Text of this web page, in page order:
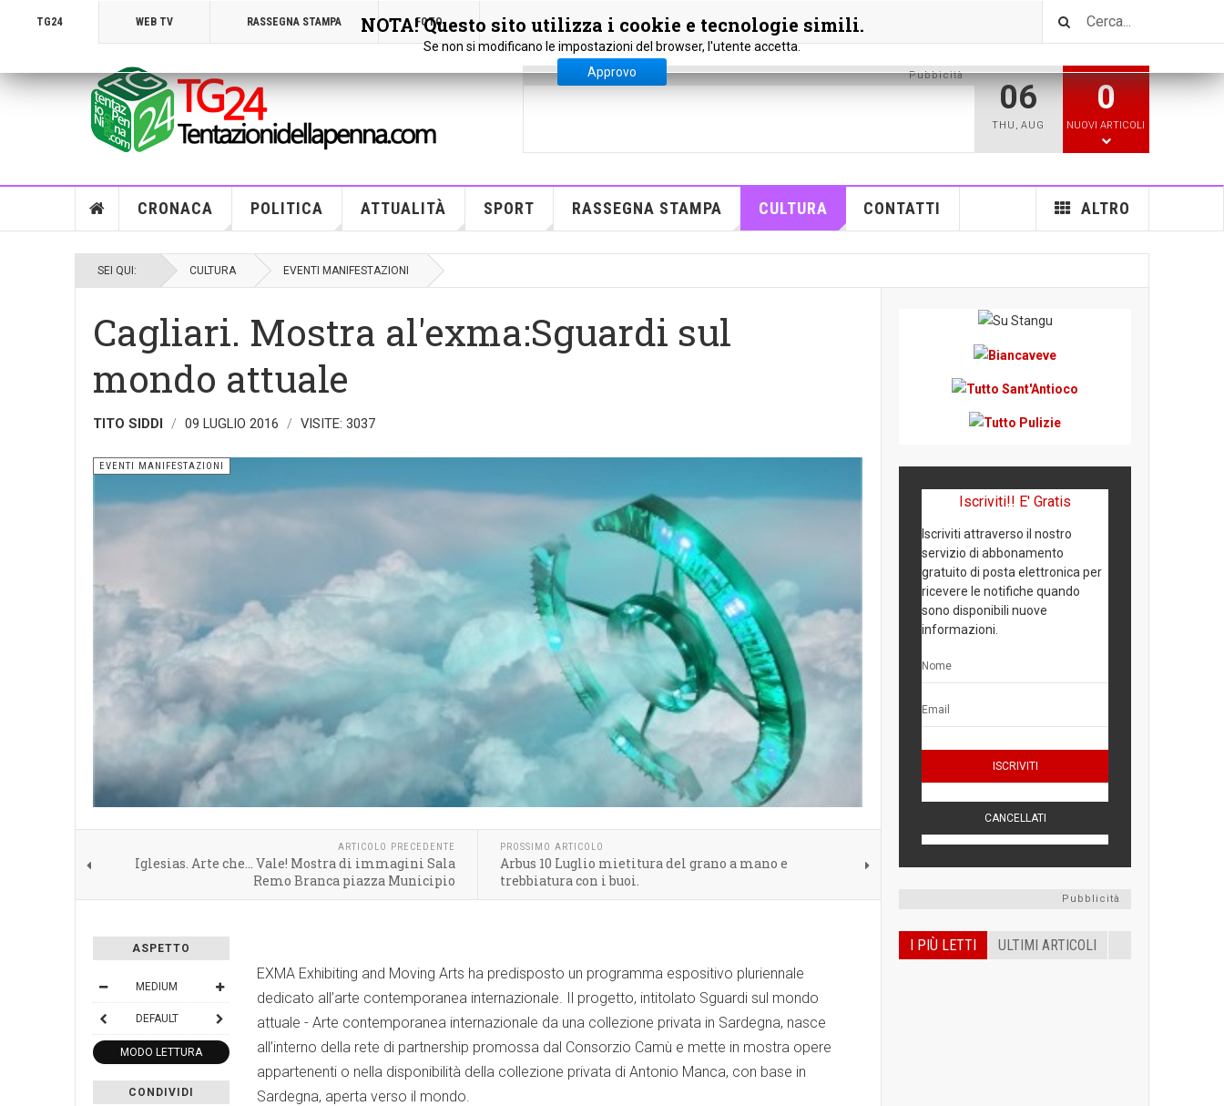
TG24 WEB TV RASSEGNA STAMPA FOTO
NOTA! Questo sito utilizza i cookie e tecnologie simili.
Se non si modificano le impostazioni del browser, l'utente accetta.
Approvo
Pubbicità
06
THU , AUG
0
NUOVI ARTICOLI
CRONACA POLITICA ATTUALITÀ SPORT RASSEGNA STAMPA CULTURA CONTATTI ALTRO
SEI QUI: CULTURA EVENTI MANIFESTAZIONI
Cagliari. Mostra al'exma:Sguardi sul
mondo attuale
TITO SIDDI 09 LUGLIO 2016 VISITE: 3037
EVENTI MANIFESTAZIONI
ARTICOLO PRECEDENTE
Iglesias. Arte che… Vale! Mostra di immagini Sala
Remo Branca piazza Municipio
PROSSIMO ARTICOLO
Arbus 10 Luglio mietitura del grano a mano e
trebbiatura con i buoi.
ASPETTO
MEDIUM
DEFAULT
MODO LETTURA
CONDIVIDI
EXMA Exhibiting and Moving Arts ha predisposto un programma espositivo pluriennale
dedicato all’arte contemporanea internazionale. Il progetto, intitolato Sguardi sul mondo
attuale - Arte contemporanea internazionale da una collezione privata in Sardegna, nasce
all’interno della rete di partnership promossa dal Consorzio Camù e mette in mostra opere
appartenenti o nella disponibilità della collezione privata di Antonio Manca, con base in
Sardegna, aperta verso il mondo.
Iscriviti!! E' Gratis
Iscriviti attraverso il nostro
servizio di abbonamento
gratuito di posta elettronica per
ricevere le notifiche quando
sono disponibili nuove
informazioni.
Pubblicità
I PIÙ LETTI ULTIMI ARTICOLI